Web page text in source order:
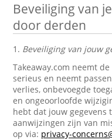
Beveiliging van
door derden
1. Beveiliging van jouw
Takeaway.com neemt
serieus en neemt
verlies, onbevoegde
en ongeoorloofde
hebt dat jouw gegevens
aanwijzingen zijn van
op via: privacy-